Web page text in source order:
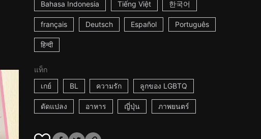
Bahasa Indonesia Tiếng Việt 한국어
français Deutsch Español Português
हिन्दी
แท็ก
เกย์
BL ความรัก ลูกของ LGBTQ
ดัดแปลง อาหาร ญี่ปุ่น ภาพยนตร์